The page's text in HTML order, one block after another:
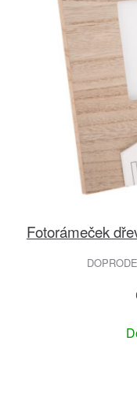
Fotorámeček